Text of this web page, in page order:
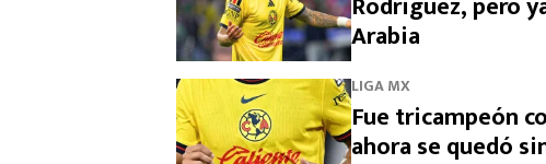
Arabia
LIGA MX
Fue tricampeón
ahora se quedó